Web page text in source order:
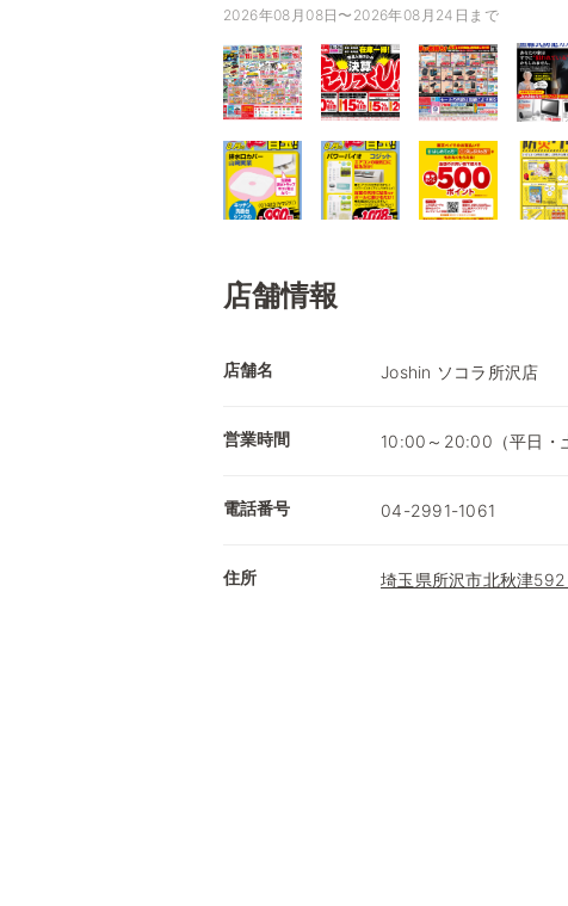
2026年08月08日〜2026年08月24日まで
店舗情報
店舗名 Joshin ソコラ所沢店
営業時間 10:00～20:00（平日・
電話番号 04-2991-1061
住所 埼玉県所沢市北秋津